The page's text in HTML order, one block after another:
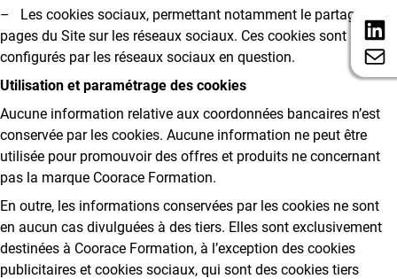
– Les cookies sociaux, permettant notamment le partage des
pages du Site sur les réseaux sociaux. Ces cookies sont
configurés par les réseaux sociaux en question.
Utilisation et paramétrage des cookies
Aucune information relative aux coordonnées bancaires n’est
conservée par les cookies. Aucune information ne peut être
utilisée pour promouvoir des offres et produits ne concernant
pas la marque Coorace Formation.
En outre, les informations conservées par les cookies ne sont
en aucun cas divulguées à des tiers. Elles sont exclusivement
destinées à Coorace Formation, à l’exception des cookies
publicitaires et cookies sociaux, qui sont des cookies tiers